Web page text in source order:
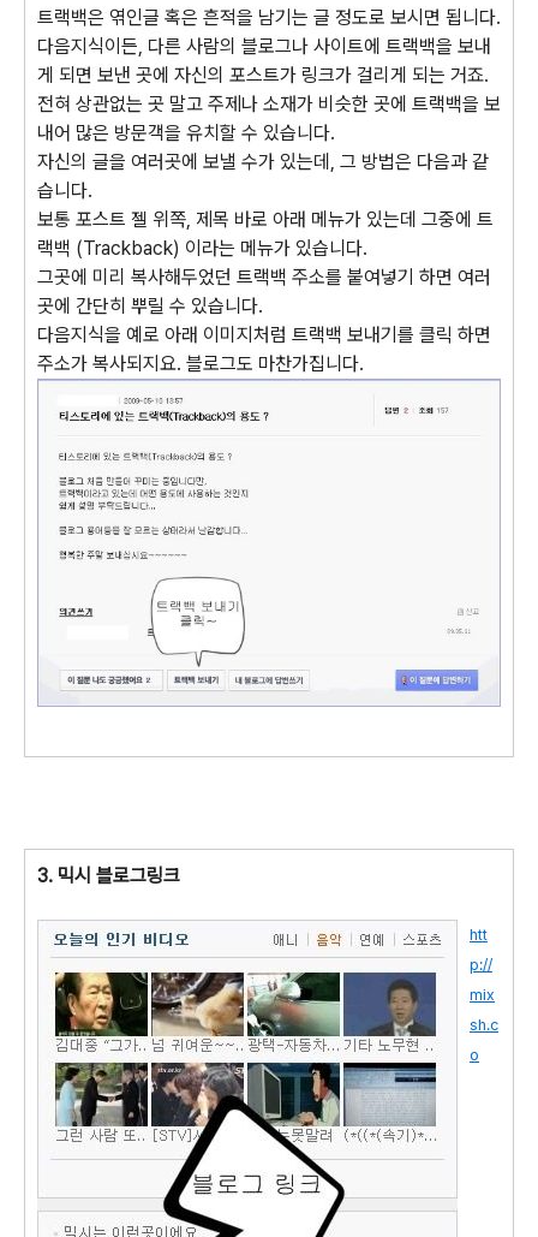
트랙백은 엮인글 혹은 흔적을 남기는 글 정도로 보시면 됩니다.
다음지식이든, 다른 사람의 블로그나 사이트에 트랙백을 보내
게 되면 보낸 곳에 자신의 포스트가 링크가 걸리게 되는 거죠.
전혀 상관없는 곳 말고 주제나 소재가 비슷한 곳에 트랙백을 보
내어 많은 방문객을 유치할 수 있습니다.
자신의 글을 여러곳에 보낼 수가 있는데, 그 방법은 다음과 같
습니다.
보통 포스트 젤 위쪽, 제목 바로 아래 메뉴가 있는데 그중에 트
랙백 (Trackback) 이라는 메뉴가 있습니다.
그곳에 미리 복사해두었던 트랙백 주소를 붙여넣기 하면 여러
곳에 간단히 뿌릴 수 있습니다.
다음지식을 예로 아래 이미지처럼 트랙백 보내기를 클릭 하면
주소가 복사되지요. 블로그도 마찬가집니다.
3. 믹시 블로그링크
htt
p://
mix
sh.c
o